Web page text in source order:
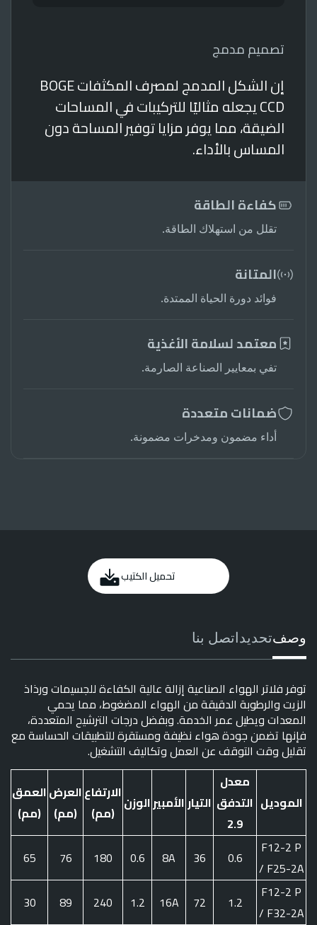
تصميم مدمج
إن الشكل المدمج لمصرف المكثفات BOGE
CCD يجعله مثاليًا للتركيبات في المساحات
الضيقة، مما يوفر مزايا توفير المساحة دون
المساس بالأداء.
كفاءة الطاقة
تقلل من استهلاك الطاقة.
المتانة
فوائد دورة الحياة الممتدة.
معتمد لسلامة الأغذية
تفي بمعايير الصناعة الصارمة.
ضمانات متعددة
أداء مضمون ومدخرات مضمونة.
تحميل الكتيب
وصفتحديداتصل بنا
توفر فلاتر الهواء الصناعية إزالة عالية الكفاءة للجسيمات ورذاذ
الزيت والرطوبة الدقيقة من الهواء المضغوط، مما يحمي
المعدات ويطيل عمر الخدمة. وبفضل درجات الترشيح المتعددة،
فإنها تضمن جودة هواء نظيفة ومستقرة للتطبيقات الحساسة مع
تقليل وقت التوقف عن العمل وتكاليف التشغيل.
الموديل
معدل
التدفق
2.9
التيارالأمبيرالوزنالارتفاع
(مم)
العرض
(مم)
العمق
(مم)
F12-2 P
/ F25-2A
0.6
36
8A
0.6
180
76
65
F12-2 P
/ F32-2A
1.2
72
16A
1.2
240
89
30